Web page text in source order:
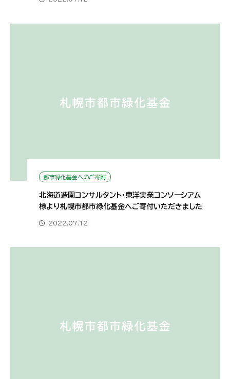
都市緑化基金へのご寄附
北海道造園コンサルタント・東洋実業コンソーシアム
様より札幌市都市緑化基金へご寄付いただきました
2022.07.12